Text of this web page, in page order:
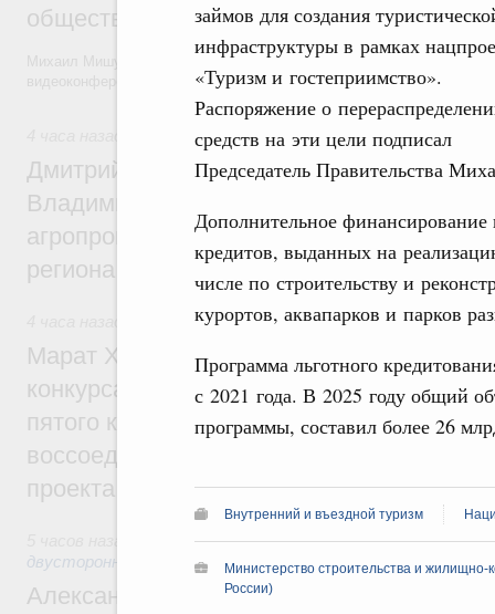
займов для создания
инфраструктуры в рамках
«Туризм и гостеприимство».
Распоряжение о
средств на эти цели подписал
Председатель Правительства
Дополнительное финансирование
кредитов, выданных на
числе по строительству и
курортов, аквапарков и парков
Программа льготного
с 2021 года. В 2025 году общий
программы, составил более 26
Внутренний и въездной туризм
Министерство строительства и
России)
общественного транспорта
Михаил Мишустин и члены Правительства приняли участие в
Общие вопросы агропромышленного
Дмитрий Патрушев и губернатор
Владимир Солодов обсудили развитие
агропромышленного комплекса и
региона
Экономика городов. Городская среда
Марат Хуснуллин: Победителями XI
конкурса проектов создания
пятого конкурса для регионов ДФО и
воссоединённых и приграничных
проекта
Экономические отношения с зарубежными
двусторонней основе
Александр Новак встретился с